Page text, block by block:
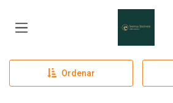
Ordenar